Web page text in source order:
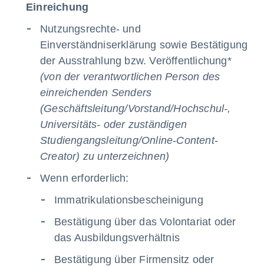
Einreichung
Nutzungsrechte- und
Einverständniserklärung sowie Bestätigung
der Ausstrahlung bzw. Veröffentlichung*
(von der verantwortlichen Person des
einreichenden Senders
(Geschäftsleitung/Vorstand/Hochschul-,
Universitäts- oder zuständigen
Studiengangsleitung/Online-Content-
Creator) zu unterzeichnen)
Wenn erforderlich:
Immatrikulationsbescheinigung
Bestätigung über das Volontariat oder
das Ausbildungsverhältnis
Bestätigung über Firmensitz oder